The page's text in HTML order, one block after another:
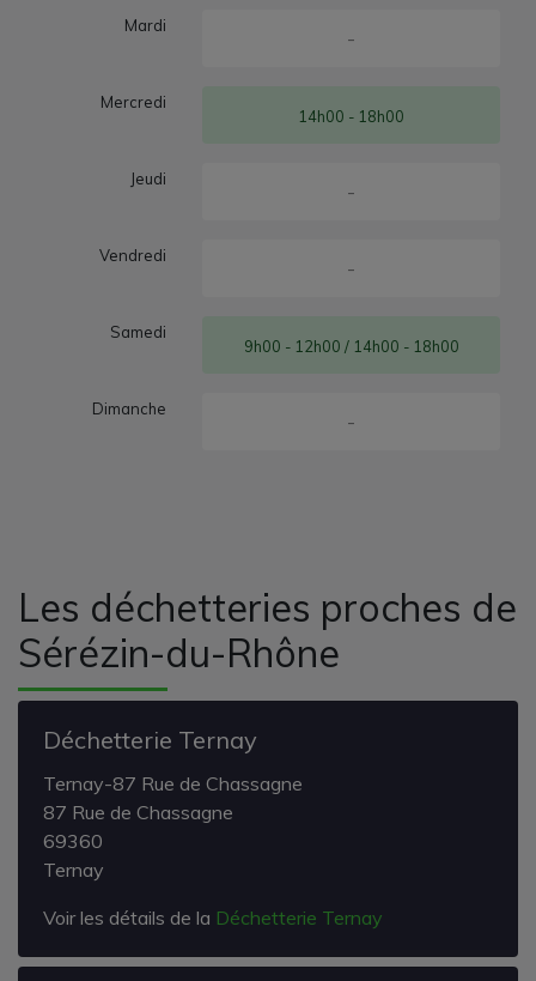
Les déchetteries proches de
Sérézin-du-Rhône
Déchetterie Ternay
Ternay-87 Rue de Chassagne
87 Rue de Chassagne
69360
Ternay
Voir les détails de la Déchetterie Ternay
Mardi
-
Mercredi
14h00 - 18h00
Jeudi
-
Vendredi
-
Samedi
9h00 - 12h00 / 14h00 - 18h00
Dimanche
-